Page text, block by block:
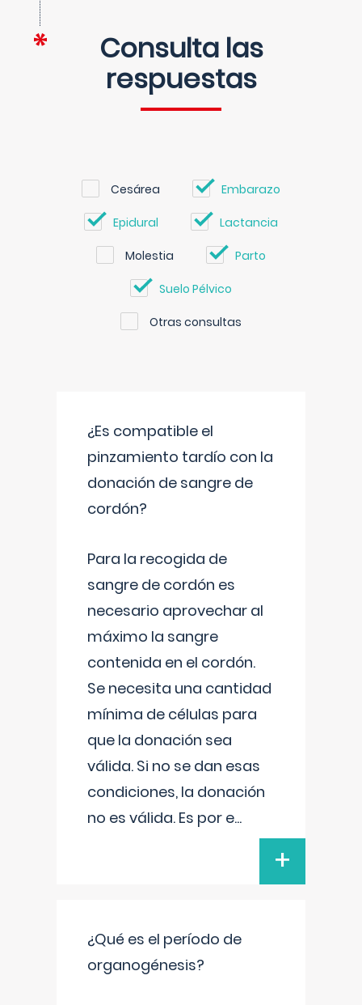
Consulta las
respuestas
Cesárea Embarazo
Epidural Lactancia
Molestia Parto
Suelo Pélvico
Otras consultas
¿Es compatible el
pinzamiento tardío con la
donación de sangre de
cordón?
Para la recogida de
sangre de cordón es
necesario aprovechar al
máximo la sangre
contenida en el cordón.
Se necesita una cantidad
mínima de células para
que la donación sea
válida. Si no se dan esas
condiciones, la donación
no es válida. Es por e...
+
¿Qué es el período de
organogénesis?